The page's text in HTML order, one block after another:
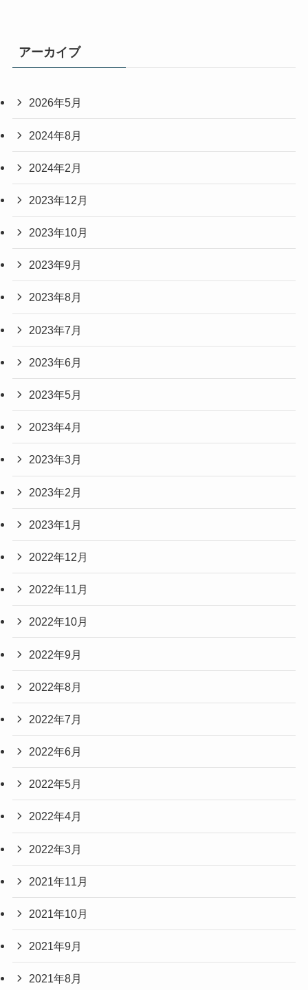
アーカイブ
2026年5月
2024年8月
2024年2月
2023年12月
2023年10月
2023年9月
2023年8月
2023年7月
2023年6月
2023年5月
2023年4月
2023年3月
2023年2月
2023年1月
2022年12月
2022年11月
2022年10月
2022年9月
2022年8月
2022年7月
2022年6月
2022年5月
2022年4月
2022年3月
2021年11月
2021年10月
2021年9月
2021年8月